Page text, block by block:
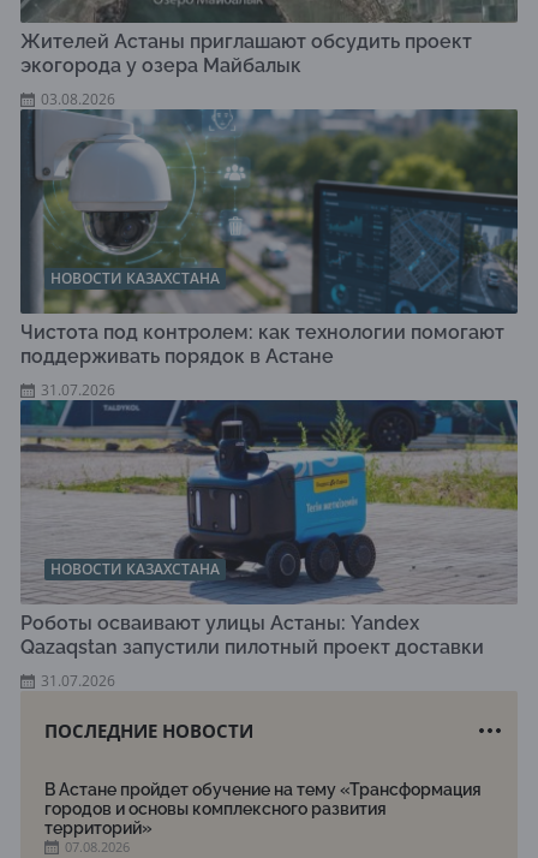
Жителей Астаны приглашают обсудить проект
экогорода у озера Майбалык
03.08.2026
НОВОСТИ КАЗАХСТАНА
Чистота под контролем: как технологии помогают
поддерживать порядок в Астане
31.07.2026
НОВОСТИ КАЗАХСТАНА
Роботы осваивают улицы Астаны: Yandex
Qazaqstan запустили пилотный проект доставки
31.07.2026
ПОСЛЕДНИЕ НОВОСТИ
В Астане пройдет обучение на тему «Трансформация
городов и основы комплексного развития
территорий»
07.08.2026